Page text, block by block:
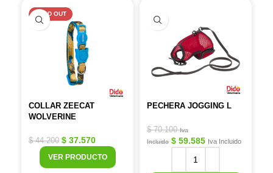
SOLD OUT
COLLAR ZEECAT
WOLVERINE
$44.200 $ 37.570
VER PRODUCTO
PECHERA JOGGING L
$70.100 Iva
Incluido $ 59.585 Iva Incluido